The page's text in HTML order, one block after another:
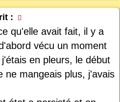
:
qu'elle avait fait, il y a
vécu un moment
en pleurs, le début
ne mangeais plus, j'avais